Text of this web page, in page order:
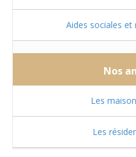
Aides sociales
Nos
Les
Les